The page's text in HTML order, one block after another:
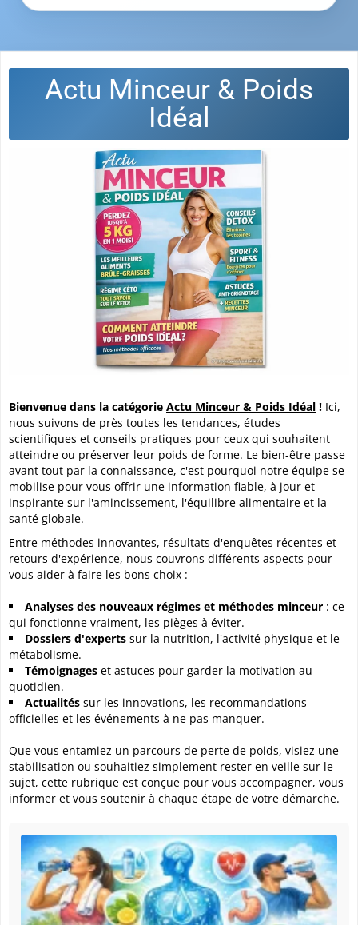
Actu Minceur & Poids
Idéal
Bienvenue dans la catégorie Actu Minceur & Poids Idéal ! Ici,
nous suivons de près toutes les tendances, études
scientifiques et conseils pratiques pour ceux qui souhaitent
atteindre ou préserver leur poids de forme. Le bien-être passe
avant tout par la connaissance, c'est pourquoi notre équipe se
mobilise pour vous offrir une information fiable, à jour et
inspirante sur l'amincissement, l'équilibre alimentaire et la
santé globale.
Entre méthodes innovantes, résultats d'enquêtes récentes et
retours d'expérience, nous couvrons différents aspects pour
vous aider à faire les bons choix :
Analyses des nouveaux régimes et méthodes minceur : ce
qui fonctionne vraiment, les pièges à éviter.
Dossiers d'experts sur la nutrition, l'activité physique et le
métabolisme.
Témoignages et astuces pour garder la motivation au
quotidien.
Actualités sur les innovations, les recommandations
officielles et les événements à ne pas manquer.
Que vous entamiez un parcours de perte de poids, visiez une
stabilisation ou souhaitiez simplement rester en veille sur le
sujet, cette rubrique est conçue pour vous accompagner, vous
informer et vous soutenir à chaque étape de votre démarche.